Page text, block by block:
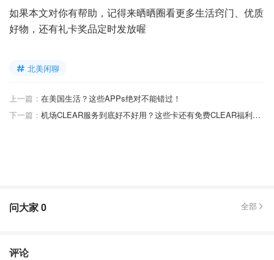
如果本文对你有帮助，记得来晒晒圈看更多生活窍门、优质
好物，还有礼卡奖品定时发放喔
北美闲聊
上一篇： 在美国生活？这些APPs绝对不能错过！
下一篇：
机场CLEAR服务到底好不好用？这些卡还有免费CLEAR福利哦！
问大家0 全部
评论